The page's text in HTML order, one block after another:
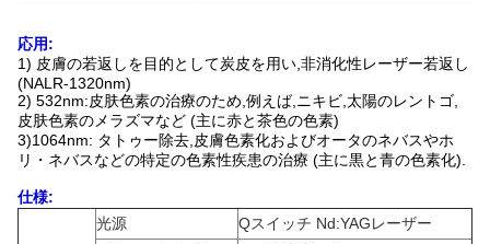
応用:
1) 皮膚の若返しを目的として炭皮を用い,非消化性レーザー若返し
(NALR-1320nm)
2) 532nm:皮肤色素の治療のため,例えば,ニキビ,太陽のレントゴ,
皮肤色素のメラズマなど (主に赤と茶色の色素)
3)1064nm: タトゥー除去,皮膚色素化およびオータのネバスやホ
リ・ネバスなどの特定の色素性疾患の治療 (主に黒と青の色素化).
仕様:
光源
Qスイッチ Nd:YAGレーザー